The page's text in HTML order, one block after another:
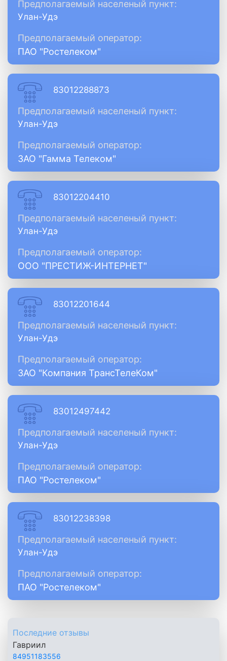
Предполагаемый населеный пункт:
Улан-Удэ
Предполагаемый оператор:
ПАО "Ростелеком"
83012288873
Предполагаемый населеный пункт:
Улан-Удэ
Предполагаемый оператор:
ЗАО "Гамма Телеком"
83012204410
Предполагаемый населеный пункт:
Улан-Удэ
Предполагаемый оператор:
ООО "ПРЕСТИЖ-ИНТЕРНЕТ"
83012201644
Предполагаемый населеный пункт:
Улан-Удэ
Предполагаемый оператор:
ЗАО "Компания ТрансТелеКом"
83012497442
Предполагаемый населеный пункт:
Улан-Удэ
Предполагаемый оператор:
ПАО "Ростелеком"
83012238398
Предполагаемый населеный пункт:
Улан-Удэ
Предполагаемый оператор:
ПАО "Ростелеком"
Последние отзывы
Гавриил
84951183556